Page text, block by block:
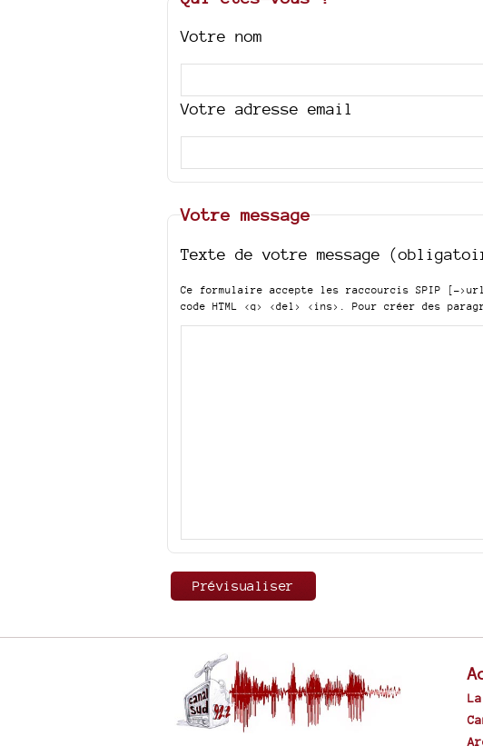
Votre nom
Votre adresse email
Votre message
Texte de votre message
Ce formulaire accepte les raccourcis SPIP [-
code HTML <q> <del> <ins> . Pour créer des